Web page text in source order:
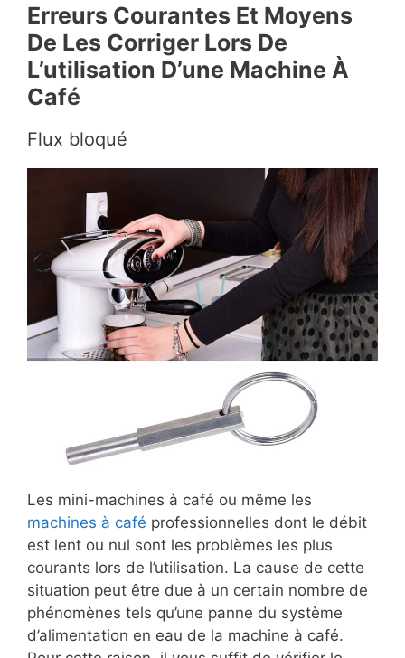
Erreurs Courantes Et Moyens
De Les Corriger Lors De
L’utilisation D’une Machine À
Café
Flux bloqué
Les mini-machines à café ou même les
machines à café professionnelles dont le débit
est lent ou nul sont les problèmes les plus
courants lors de l’utilisation. La cause de cette
situation peut être due à un certain nombre de
phénomènes tels qu’une panne du système
d’alimentation en eau de la machine à café.